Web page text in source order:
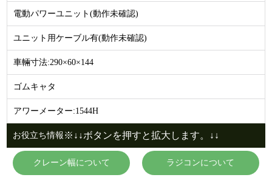
電動パワーユニット(動作未確認)
ユニット用ケーブル有(動作未確認)
車輛寸法:290×60×144
ゴムキャタ
アワーメーター:1544H
お役立ち情報 ※↓↓ボタンを押すと拡大します。↓↓
クレーン幅について ラジコンについて